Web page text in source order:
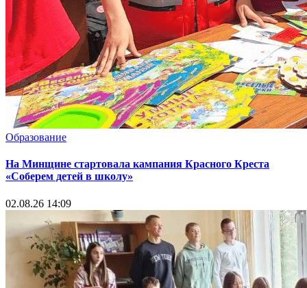
Образование
На Минщине стартовала кампания Красного Креста
«Соберем детей в школу»
02.08.26 14:09